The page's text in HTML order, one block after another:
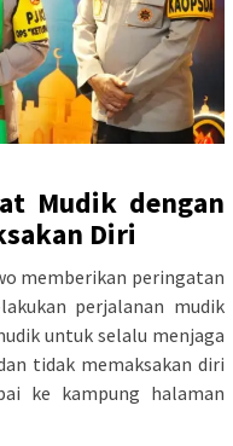
Mudik dengan
Diri
memberikan peringatan
perjalanan mudik
untuk selalu menjaga
tidak memaksakan diri
ke kampung halaman